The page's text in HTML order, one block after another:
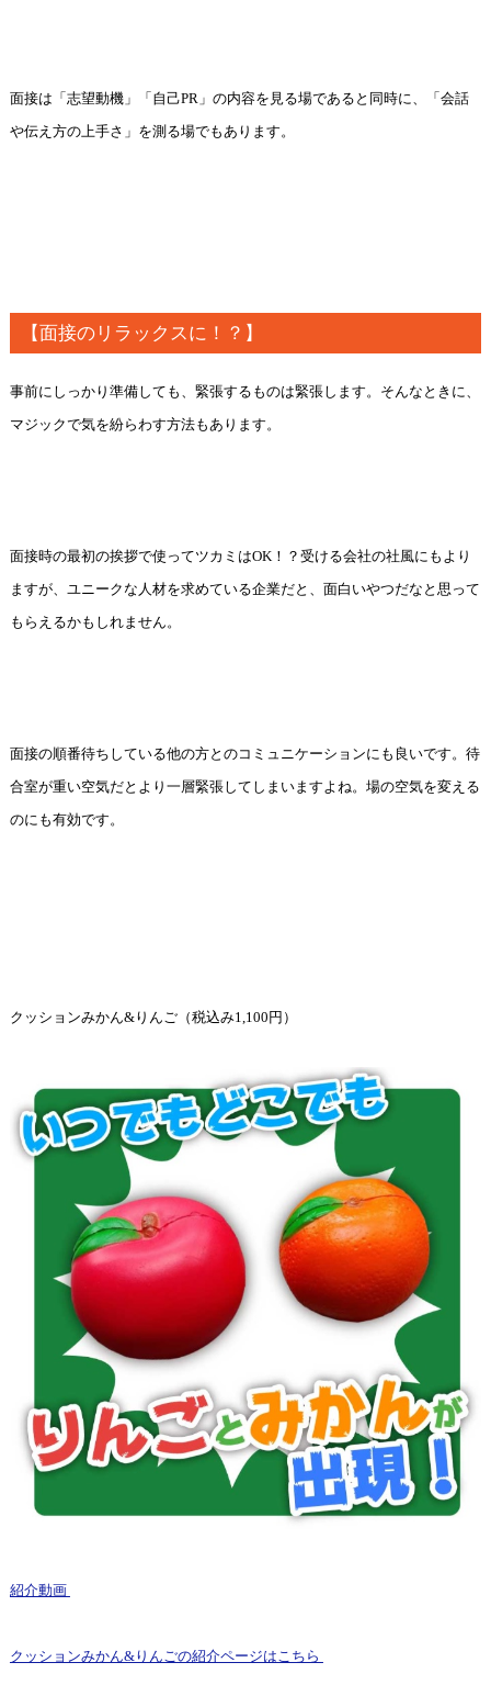
面接は「志望動機」「自己PR」の内容を見る場であると同時に、「会話
や伝え方の上手さ」を測る場でもあります。
【面接のリラックスに！？】
事前にしっかり準備しても、緊張するものは緊張します。そんなときに、
マジックで気を紛らわす方法もあります。
面接時の最初の挨拶で使ってツカミはOK！？受ける会社の社風にもより
ますが、ユニークな人材を求めている企業だと、面白いやつだなと思って
もらえるかもしれません。
面接の順番待ちしている他の方とのコミュニケーションにも良いです。待
合室が重い空気だとより一層緊張してしまいますよね。場の空気を変える
のにも有効です。
クッションみかん&りんご（税込み1,100円）
紹介動画
クッションみかん&りんごの紹介ページはこちら